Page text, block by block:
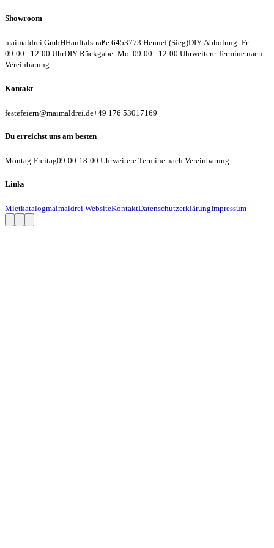
Showroom
maimaldrei GmbHHanftalstraße 6453773 Hennef (Sieg)DIY-Abholung: Fr.
09:00 - 12:00 UhrDIY-Rückgabe: Mo. 09:00 - 12:00 Uhrweitere Termine nach
Vereinbarung
Kontakt
festefeiern@maimaldrei.de+49 176 53017169
Du erreichst uns am besten
Montag-Freitag09:00-18:00 Uhrweitere Termine nach Vereinbarung
Links
Mietkatalogmaimaldrei WebsiteKontaktDatenschutzerklärungImpressum